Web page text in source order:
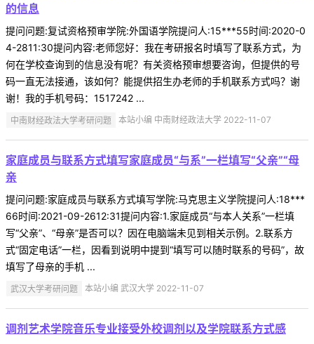
的信息
提问问题:复试资格预审学院:外国语学院提问人:15***55时间:2020-0
4-2811:30提问内容:老师您好：我在考研报名时填写了联系方式，为
何在学校查询到的信息没有呢？有关资格预审想要咨询，但提供的号
码一直无法接通，该如何？能提供招生办老师的手机联系方式吗？谢
谢！我的手机号码：1517242 ...
中南财经政法大学考研问题 本站小编 中南财经政法大学 2022-11-07
家庭成员与联系方式填写家庭成员“与系”一栏填写“父亲”“母
亲
提问问题:家庭成员与联系方式填写学院:马克思主义学院提问人:18***
66时间:2021-09-2612:31提问内容:1.家庭成员“与本人关系”一栏填
写“父亲”、“母亲”是否可以？因在电脑端未见到相关示例。2.联系方
式“固定电话”一栏，因看到说明中提到“填写可以随时联系的号码”，故
填写了母亲的手机 ...
武汉大学考研问题 本站小编 武汉大学 2022-11-07
调剂艺术学院音乐专业接受外校调剂以及学院联系方式感